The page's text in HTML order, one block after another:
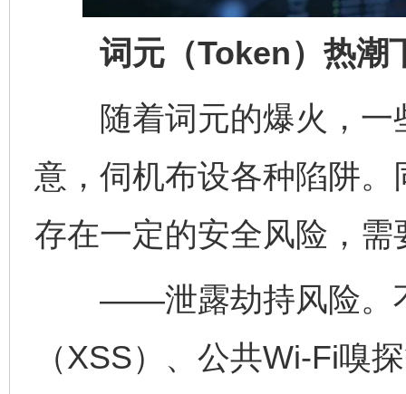
词元（Token）热潮
随着词元的爆火，一
意，伺机布设各种陷阱
存在一定的安全风险，
——泄露劫持风险。不
（XSS）、公共Wi-Fi嗅